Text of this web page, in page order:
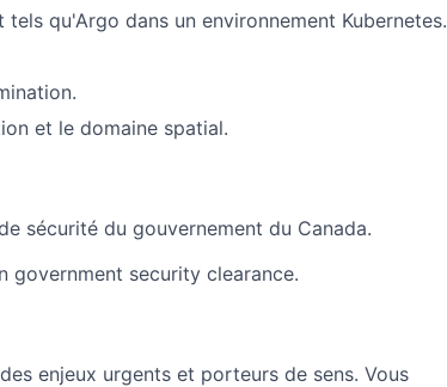
qu'Argo dans un environnement Kubernetes.
et le domaine spatial.
sécurité du gouvernement du Canada.
government security clearance.
enjeux urgents et porteurs de sens. Vous